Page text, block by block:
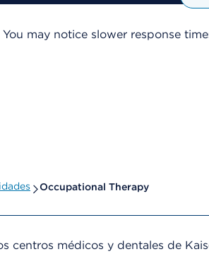
may notice slower response
Occupational Therapy
médicos y dentales de